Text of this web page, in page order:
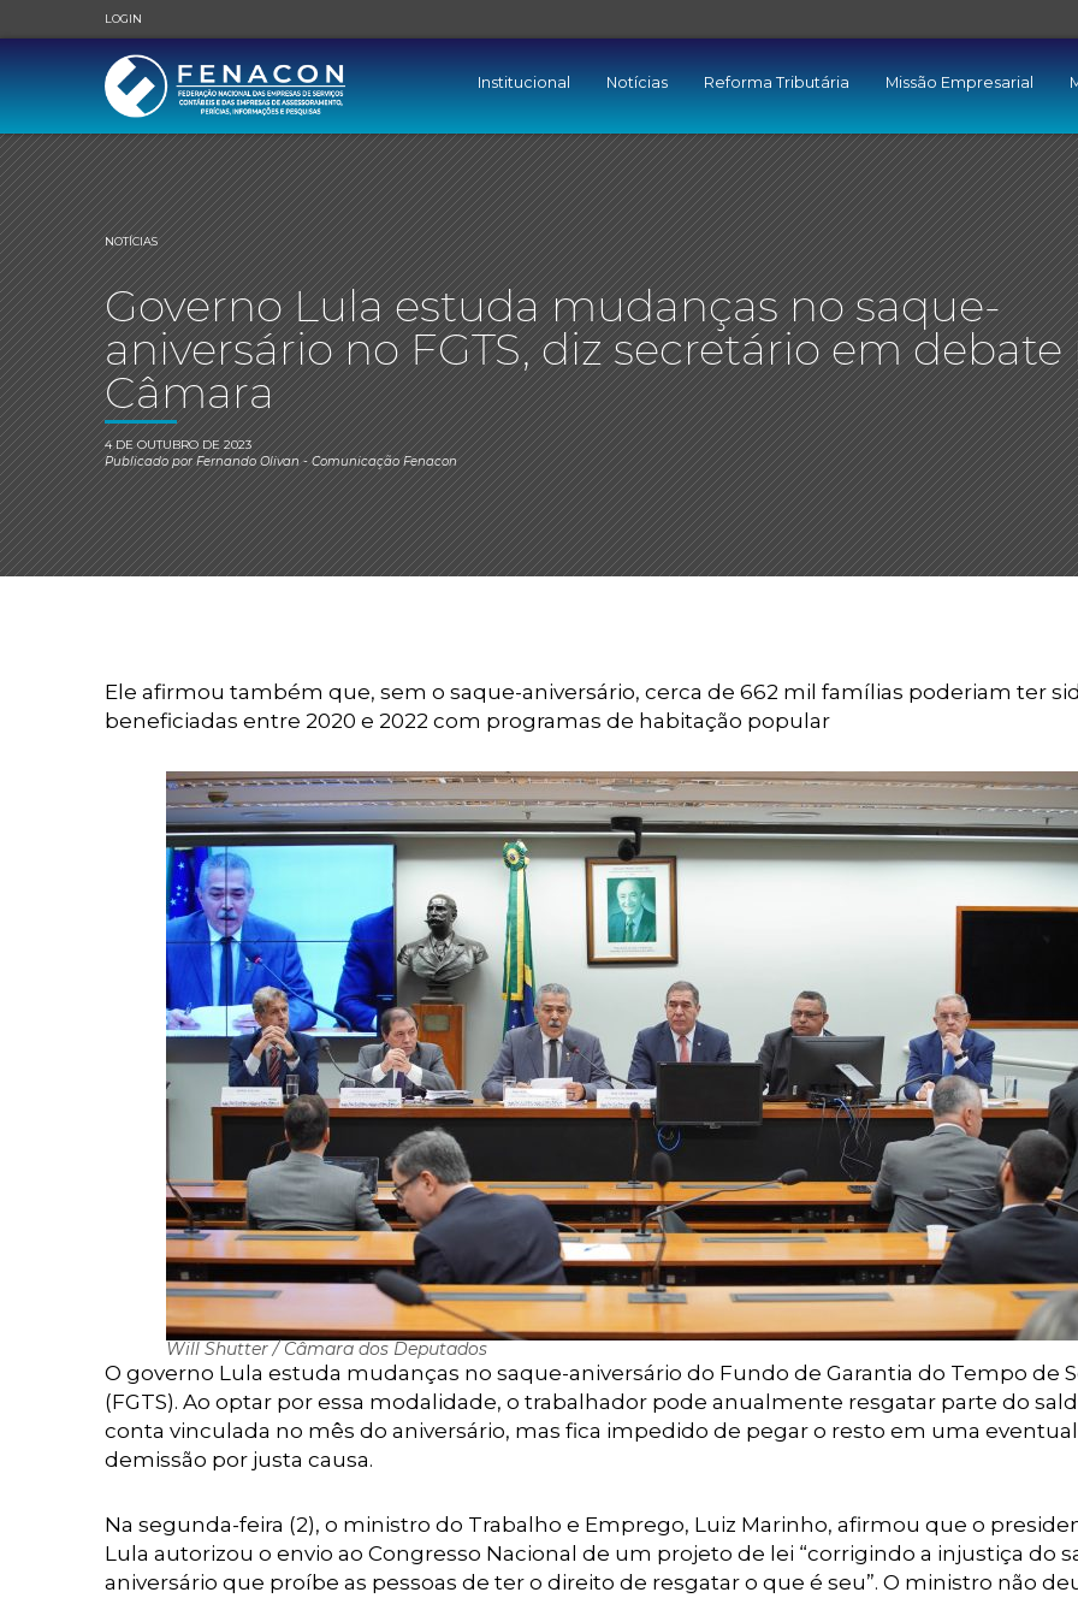
LOGIN
Institucional Notícias Reforma Tributária Missão Empresarial
NOTÍCIAS
Governo Lula estuda mudanças no saque-
aniversário no FGTS, diz secretário em debate
Câmara
4 DE OUTUBRO DE 2023
Publicado porFernando Olivan- Comunicação Fenacon
Ele afirmou também que, sem o saque-aniversário, cerca de 662 mil famílias poderiam ter
beneficiadas entre 2020 e 2022 com programas de habitação popular
Will Shutter / Câmara dos Deputados
O governo Lula estuda mudanças no saque-aniversário do Fundo de Garantia do Tempo de
(FGTS). Ao optar por essa modalidade, o trabalhador pode anualmente resgatar parte do
conta vinculada no mês do aniversário, mas fica impedido de pegar o resto em uma eventual
demissão por justa causa.
Na segunda-feira (2), o ministro do Trabalho e Emprego, Luiz Marinho, afirmou que o
Lula autorizou o envio ao Congresso Nacional de um projeto de lei “corrigindo a injustiça do
aniversário que proíbe as pessoas de ter o direito de resgatar o que é seu”. O ministro não